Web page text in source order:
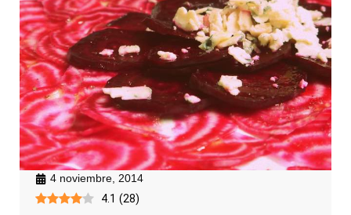
4 noviembre, 2014
4.1 (28)